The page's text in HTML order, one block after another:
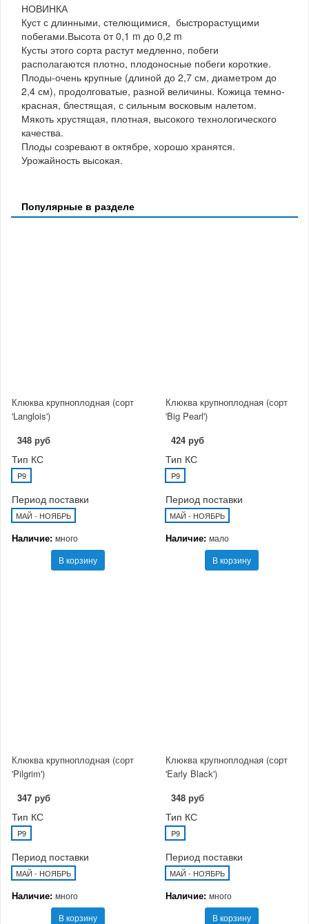
НОВИНКА
Куст с длинными, стелющимися, быстрорастущими
побегами.Высота oт 0,1 m до 0,2 m
Кусты этого сорта растут медленно, побеги
располагаются плотно, плодоносные побеги короткие.
Плоды-очень крупные (длиной до 2,7 см, диаметром до
2,4 см), продолговатые, разной величины. Кожица темно-
красная, блестящая, с сильным восковым налетом.
Мякоть хрустящая, плотная, высокого технологического
качества.
Плоды созревают в октябре, хорошо хранятся.
Урожайность высокая.
Популярные в разделе
Клюква крупноплодная (сорт
'Langlois')
348 руб
Тип КС
P9
Период поставки
МАЙ - НОЯБРЬ
Наличие: много
В корзину
Клюква крупноплодная (сорт
'Big Pearl')
424 руб
Тип КС
P9
Период поставки
МАЙ - НОЯБРЬ
Наличие: мало
В корзину
Клюква крупноплодная (сорт
'Pilgrim')
347 руб
Тип КС
P9
Период поставки
МАЙ - НОЯБРЬ
Наличие: много
В корзину
Клюква крупноплодная (сорт
'Early Black')
348 руб
Тип КС
P9
Период поставки
МАЙ - НОЯБРЬ
Наличие: много
В корзину